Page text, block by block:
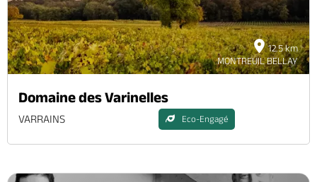
12.5 km
MONTREUIL BELLAY
Domaine des Varinelles
VARRAINS Eco-Engagé